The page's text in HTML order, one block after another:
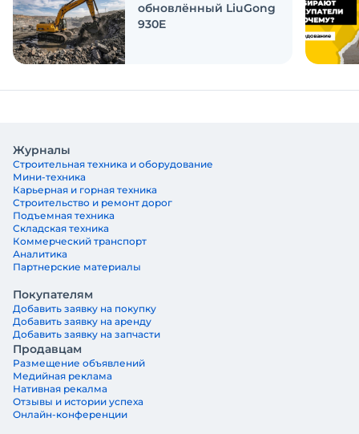
обновлённый LiuGong
930E
Журналы
Строительная техника и оборудование
Мини-техника
Карьерная и горная техника
Строительство и ремонт дорог
Подъемная техника
Складская техника
Коммерческий транспорт
Аналитика
Партнерские материалы
Покупателям
Добавить заявку на покупку
Добавить заявку на аренду
Добавить заявку на запчасти
Продавцам
Размещение объявлений
Медийная реклама
Нативная рекалма
Отзывы и истории успеха
Онлайн-конференции